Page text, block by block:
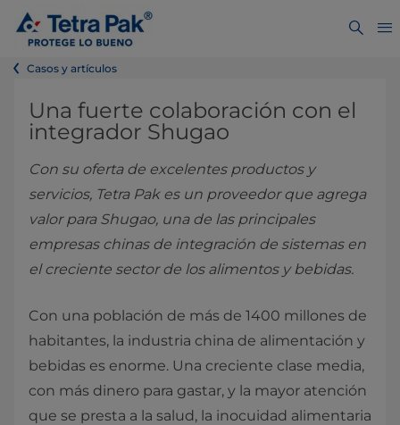
Casos y artículos
Una fuerte colaboración con el
integrador Shugao
Con su oferta de excelentes productos y
servicios, Tetra Pak es un proveedor que agrega
valor para Shugao, una de las principales
empresas chinas de integración de sistemas en
el creciente sector de los alimentos y bebidas.
Con una población de más de 1400 millones de
habitantes, la industria china de alimentación y
bebidas es enorme. Una creciente clase media,
con más dinero para gastar, y la mayor atención
que se presta a la salud, la inocuidad alimentaria